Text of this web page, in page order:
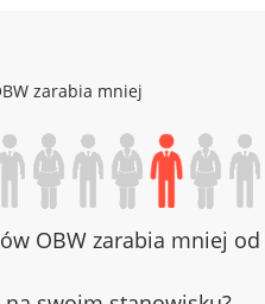
zarabia mniej
OBW zarabia mniej od